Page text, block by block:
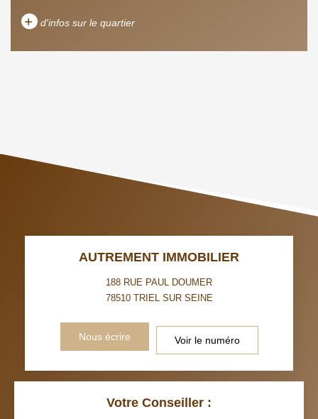
+ d'infos sur le quartier
TAUX DE PROPRIÉTAIRES
PART DES MÉNAGES SANS
AUTREMENT IMMOBILIER
188 RUE PAUL DOUMER
78510 TRIEL SUR SEINE
Nous écrire Voir le numéro
Votre Conseiller :